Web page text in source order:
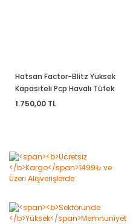
Hatsan Factor-Blitz Yüksek
Kapasiteli Pcp Havalı Tüfek
Şarjörü (Blitz High Capacity)
1.750,00 TL